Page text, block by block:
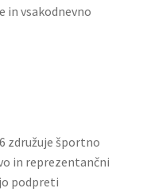
in vsakodnevno
združuje športno
in reprezentančni
podpreti